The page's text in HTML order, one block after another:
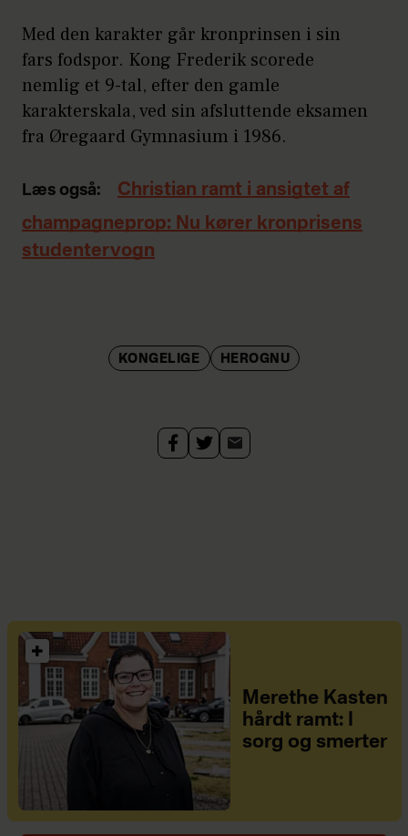
Med den karakter går kronprinsen i sin
fars fodspor. Kong Frederik scorede
nemlig et 9-tal, efter den gamle
karakterskala, ved sin afsluttende eksamen
fra Øregaard Gymnasium i 1986.
Læs også:
Christian ramt i ansigtet af
champagneprop: Nu kører kronprisens
studentervogn
KONGELIGE HEROGNU
Merethe Kasten
hårdt ramt: I
sorg og smerter